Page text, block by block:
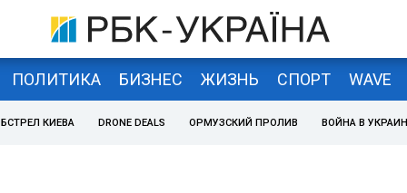
ПОЛИТИКА БИЗНЕС ЖИЗНЬ СПОРТ WAVE
КИЕВА DRONE DEALS ОРМУЗСКИЙ ПРОЛИВ ВОЙНА В